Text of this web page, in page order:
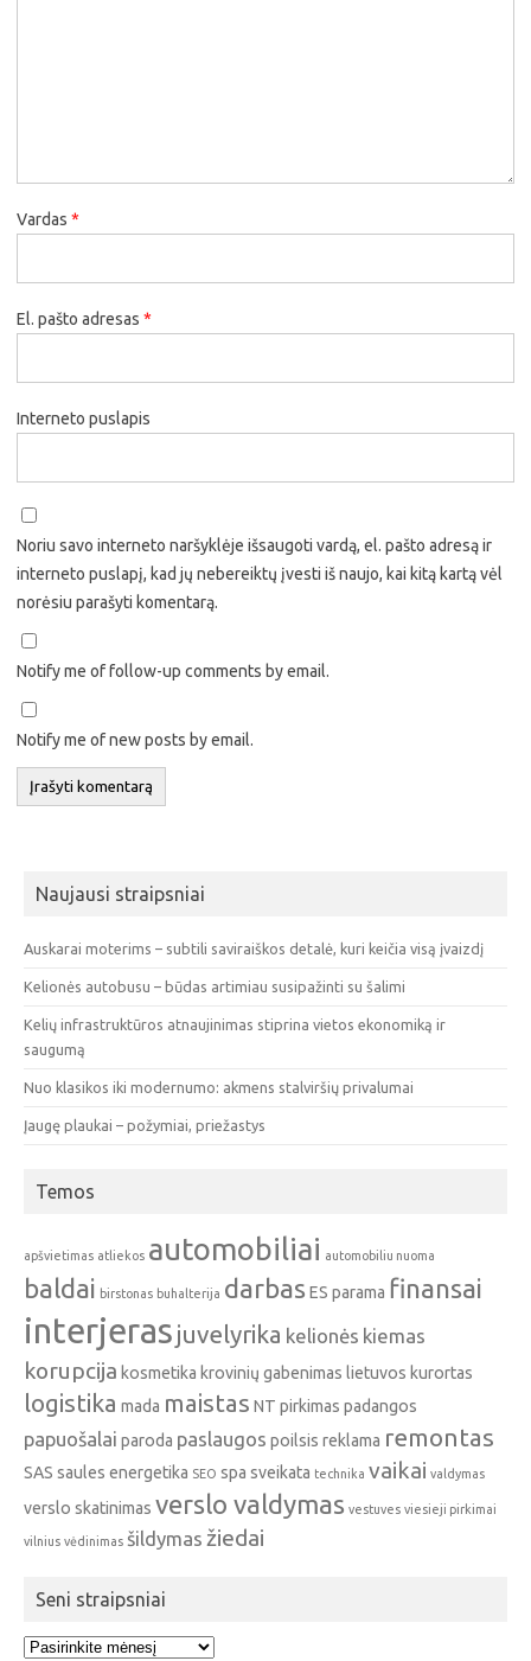
Vardas *
El. pašto adresas *
Interneto puslapis
Noriu savo interneto naršyklėje išsaugoti vardą, el. pašto adresą ir
interneto puslapį, kad jų nebereiktų įvesti iš naujo, kai kitą kartą vėl
norėsiu parašyti komentarą.
Notify me of follow-up comments by email.
Notify me of new posts by email.
Naujausi straipsniai
Auskarai moterims – subtili saviraiškos detalė, kuri keičia visą įvaizdį
Kelionės autobusu – būdas artimiau susipažinti su šalimi
Kelių infrastruktūros atnaujinimas stiprina vietos ekonomiką ir
saugumą
Nuo klasikos iki modernumo: akmens stalviršių privalumai
Įaugę plaukai – požymiai, priežastys
Temos
apšvietimas atliekos automobiliai automobiliu nuoma
baldai birstonas buhalterija darbas ES parama finansai
interjeras juvelyrika kelionės kiemas
korupcija kosmetika krovinių gabenimas lietuvos kurortas
logistika mada maistas NT pirkimas padangos
papuošalai paroda paslaugos poilsis reklama remontas
SAS saules energetika SEO spa sveikata technika vaikai valdymas
verslo skatinimas verslo valdymas vestuves viesieji pirkimai
vilnius vėdinimas šildymas žiedai
Seni straipsniai
Seni